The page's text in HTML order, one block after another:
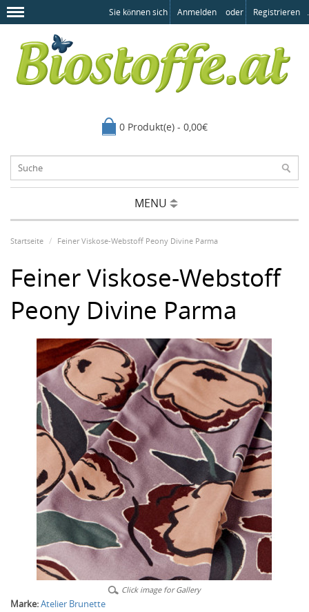
Sie können sich Anmelden oder Registrieren .
0 Produkt(e) - 0,00€
MENU
Startseite Feiner Viskose-Webstoff Peony Divine Parma
Feiner Viskose-Webstoff
Peony Divine Parma
Click image for Gallery
Marke:Atelier Brunette